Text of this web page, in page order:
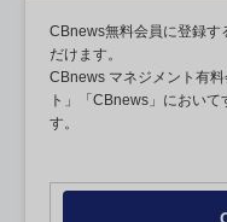
CBnews無料会員に登録す
だけます。
CBnews マネジメント有
ト」「CBnews」におい
す。